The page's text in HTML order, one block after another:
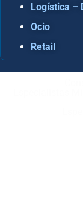
Logística –
Ocio
Retail